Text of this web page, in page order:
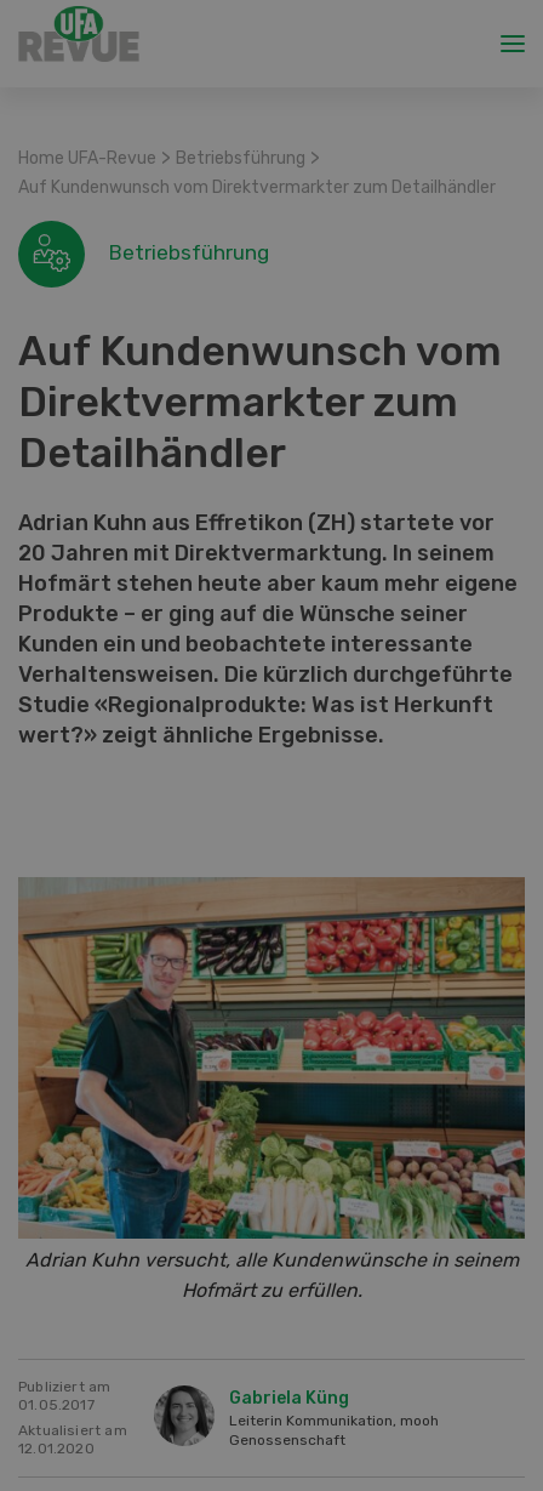
Home UFA-Revue > Betriebsführung >
Auf Kundenwunsch vom Direktvermarkter zum Detailhändler
Betriebsführung
Auf Kundenwunsch vom
Direktvermarkter zum
Detailhändler
Adrian Kuhn aus Effretikon (ZH) startete vor
20 Jahren mit Direktvermarktung. In seinem
Hofmärt stehen heute aber kaum mehr eigene
Produkte – er ging auf die Wünsche seiner
Kunden ein und beobachtete interessante
Verhaltensweisen. Die kürzlich durchgeführte
Studie «Regionalprodukte: Was ist Herkunft
wert?» zeigt ähnliche Ergebnisse.
Adrian Kuhn versucht, alle Kundenwünsche in seinem
Hofmärt zu erfüllen.
Publiziert am
01.05.2017
Aktualisiert am
12.01.2020
Gabriela Küng
Leiterin Kommunikation, mooh
Genossenschaft